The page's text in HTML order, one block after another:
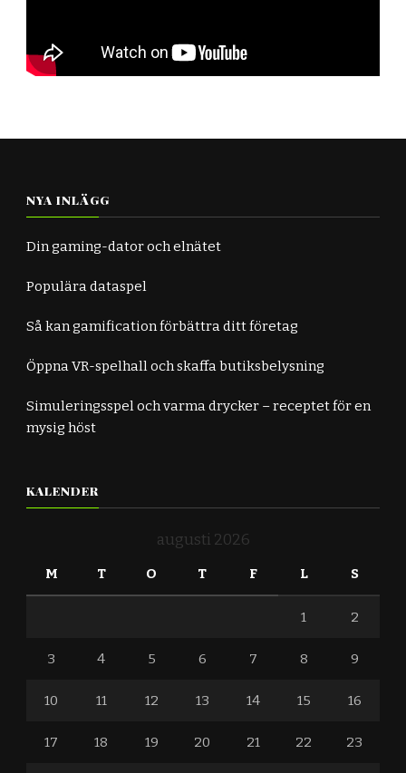
NYA INLÄGG
Din gaming-dator och elnätet
Populära dataspel
Så kan gamification förbättra ditt företag
Öppna VR-spelhall och skaffa butiksbelysning
Simuleringsspel och varma drycker – receptet för en
mysig höst
KALENDER
augusti 2026
M T O T F L S
1 2
3 4 5 6 7 8 9
10 11 12 13 14 15 16
17 18 19 20 21 22 23